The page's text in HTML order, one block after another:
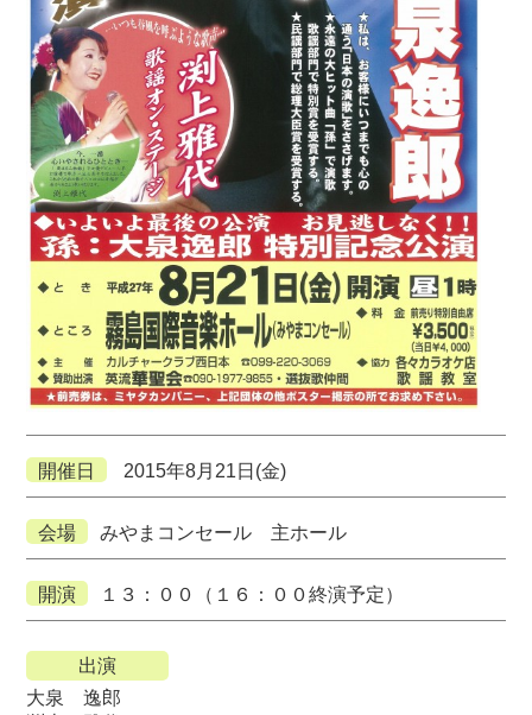
開催日 2015年8月21日(金)
会場 みやまコンセール 主ホール
開演 １３：００（１６：００終演予定）
出演
大泉 逸郎